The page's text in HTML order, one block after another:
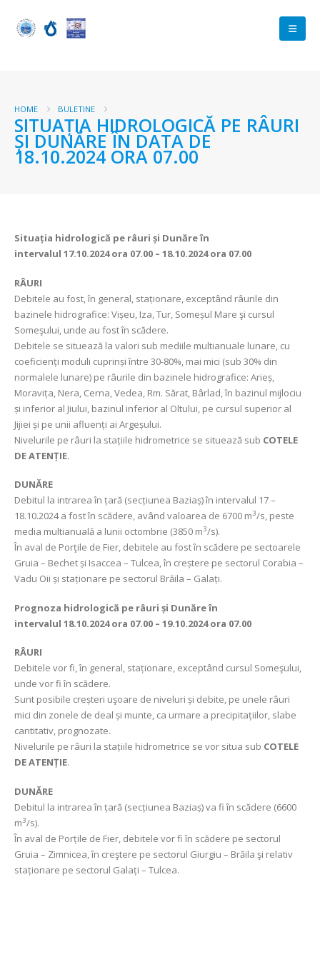
HOME BULETINE
SITUAȚIA HIDROLOGICĂ PE RÂURI
ȘI DUNĂRE ÎN DATA DE
18.10.2024 ORA 07.00
Situația hidrologică pe râuri și Dunăre în
intervalul 17.10.2024 ora 07.00 – 18.10.2024 ora 07.00
RÂURI
Debitele au fost, în general, staționare, exceptând râurile din
bazinele hidrografice: Vișeu, Iza, Tur, Someșul Mare şi cursul
Someşului, unde au fost în scădere.
Debitele se situează la valori sub mediile multianuale lunare, cu
coeficienți moduli cuprinși între 30-80%, mai mici (sub 30% din
normalele lunare) pe râurile din bazinele hidrografice: Arieș,
Moravița, Nera, Cerna, Vedea, Rm. Sărat, Bârlad, în bazinul mijlociu
și inferior al Jiului, bazinul inferior al Oltului, pe cursul superior al
Jijiei și pe unii afluenți ai Argeșului.
Nivelurile pe râuri la stațiile hidrometrice se situează sub COTELE
DE ATENȚIE.
DUNĂRE
Debitul la intrarea în țară (secțiunea Baziaș) în intervalul 17 –
18.10.2024 a fost în scădere, având valoarea de 6700 m3/s, peste
media multianuală a lunii octombrie (3850 m3/s).
În aval de Porţile de Fier, debitele au fost în scădere pe sectoarele
Gruia – Bechet și Isaccea – Tulcea, în creștere pe sectorul Corabia –
Vadu Oii și staționare pe sectorul Brăila – Galați.
Prognoza hidrologică pe râuri și Dunăre în
intervalul 18.10.2024 ora 07.00 – 19.10.2024 ora 07.00
RÂURI
Debitele vor fi, în general, staționare, exceptând cursul Someşului,
unde vor fi în scădere.
Sunt posibile creșteri uşoare de niveluri și debite, pe unele râuri
mici din zonele de deal și munte, ca urmare a precipitațiilor, slabe
cantitativ, prognozate.
Nivelurile pe râuri la stațiile hidrometrice se vor situa sub COTELE
DE ATENȚIE.
DUNĂRE
Debitul la intrarea în țară (secțiunea Baziaș) va fi în scădere (6600
m3/s).
În aval de Porțile de Fier, debitele vor fi în scădere pe sectorul
Gruia – Zimnicea, în creştere pe sectorul Giurgiu – Brăila şi relativ
staționare pe sectorul Galați – Tulcea.